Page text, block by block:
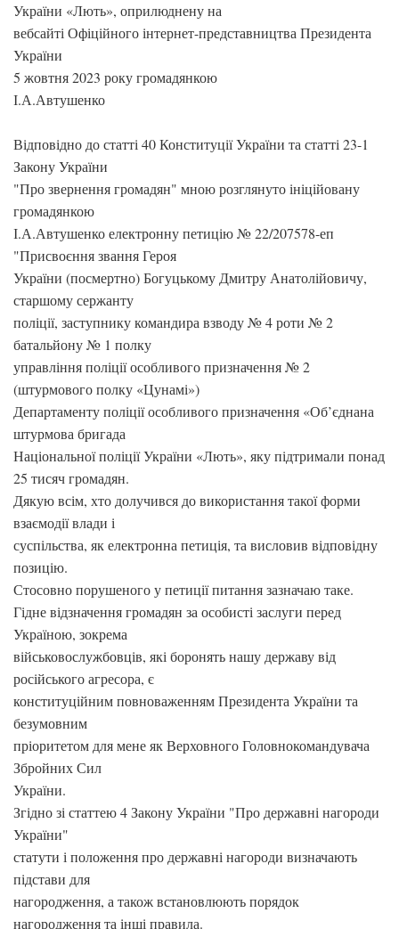
України «Лють», оприлюднену на
вебсайті Офіційного інтернет-представництва Президента
України
5 жовтня 2023 року громадянкою
І.А.Автушенко
Відповідно до статті 40 Конституції України та статті 23-1
Закону України
"Про звернення громадян" мною розглянуто ініційовану
громадянкою
І.А.Автушенко електронну петицію № 22/207578-еп
"Присвоєння звання Героя
України (посмертно) Богуцькому Дмитру Анатолійовичу,
старшому сержанту
поліції, заступнику командира взводу № 4 роти № 2
батальйону № 1 полку
управління поліції особливого призначення № 2
(штурмового полку «Цунамі»)
Департаменту поліції особливого призначення «Об’єднана
штурмова бригада
Національної поліції України «Лють», яку підтримали понад
25 тисяч громадян.
Дякую всім, хто долучився до використання такої форми
взаємодії влади і
суспільства, як електронна петиція, та висловив відповідну
позицію.
Стосовно порушеного у петиції питання зазначаю таке.
Гідне відзначення громадян за особисті заслуги перед
Україною, зокрема
військовослужбовців, які боронять нашу державу від
російського агресора, є
конституційним повноваженням Президента України та
безумовним
пріоритетом для мене як Верховного Головнокомандувача
Збройних Сил
України.
Згідно зі статтею 4 Закону України "Про державні нагороди
України"
статути і положення про державні нагороди визначають
підстави для
нагородження, а також встановлюють порядок
нагородження та інші правила.